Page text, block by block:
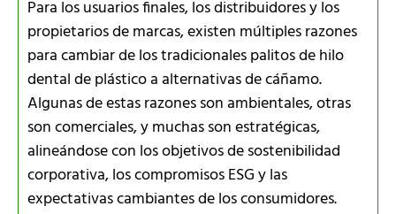
Para los usuarios finales, los distribuidores y los
propietarios de marcas, existen múltiples razones
para cambiar de los tradicionales palitos de hilo
dental de plástico a alternativas de cáñamo.
Algunas de estas razones son ambientales, otras
son comerciales, y muchas son estratégicas,
alineándose con los objetivos de sostenibilidad
corporativa, los compromisos ESG y las
expectativas cambiantes de los consumidores.